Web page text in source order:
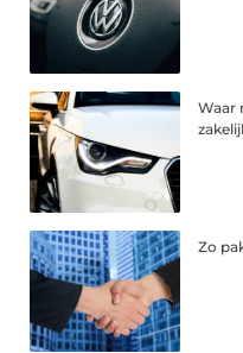
Waar
Zo